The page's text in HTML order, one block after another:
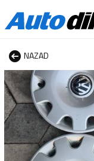
NAZAD